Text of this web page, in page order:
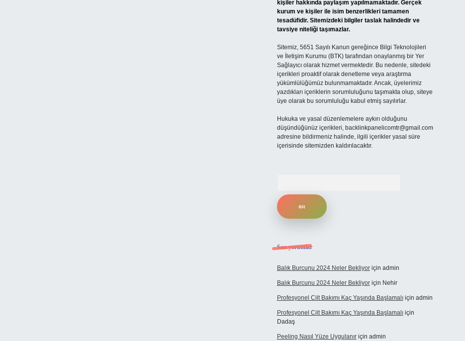
kişiler hakkında paylaşım yapılmamaktadır. Gerçek
kurum ve kişiler ile isim benzerlikleri tamamen
tesadüfidir. Sitemizdeki bilgiler taslak halindedir ve
tavsiye niteliği taşımazlar.
Sitemiz, 5651 Sayılı Kanun gereğince Bilgi Teknolojileri
ve İletişim Kurumu (BTK) tarafından onaylanmış bir Yer
Sağlayıcı olarak hizmet vermektedir. Bu nedenle, sitedeki
içerikleri proaktif olarak denetleme veya araştırma
yükümlülüğümüz bulunmamaktadır. Ancak, üyelerimiz
yazdıkları içeriklerin sorumluluğunu taşımakta olup, siteye
üye olarak bu sorumluluğu kabul etmiş sayılırlar.
Hukuka ve yasal düzenlemelere aykırı olduğunu
düşündüğünüz içerikleri, backlinkpanelicomtr@gmail.com
adresine bildirmeniz halinde, ilgili içerikler yasal süre
içerisinde sitemizden kaldırılacaktır.
Son yorumlar
Balık Burcunu 2024 Neler Bekliyoriçin admin
Balık Burcunu 2024 Neler Bekliyoriçin Nehir
Profesyonel Cilt Bakımı Kaç Yaşında Başlamalıiçin admin
Profesyonel Cilt Bakımı Kaç Yaşında Başlamalıiçin
Dadaş
Peeling Nasıl Yüze Uygulanıriçin admin